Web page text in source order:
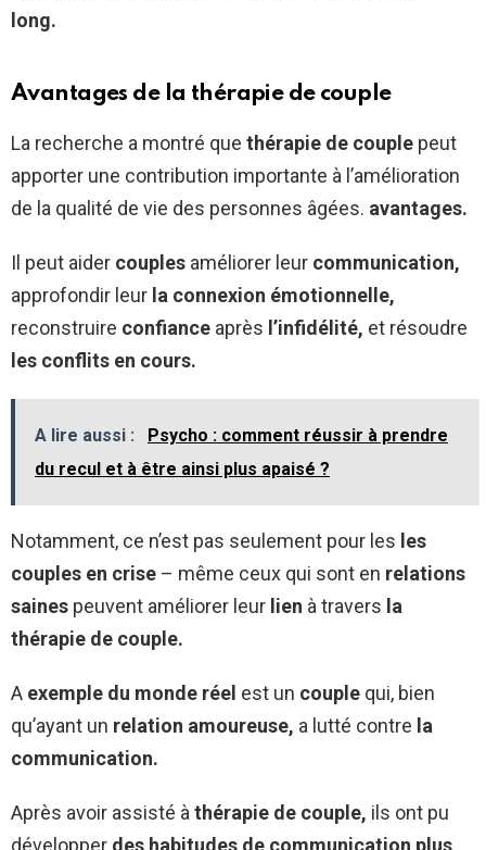
long.
Avantages de la thérapie de couple
La recherche a montré que thérapie de couple peut
apporter une contribution importante à l’amélioration
de la qualité de vie des personnes âgées. avantages.
Il peut aider couples améliorer leur communication,
approfondir leur la connexion émotionnelle,
reconstruire confiance après l’infidélité, et résoudre
les conflits en cours.
A lire aussi :
Psycho : comment réussir à prendre
du recul et à être ainsi plus apaisé ?
Notamment, ce n’est pas seulement pour les les
couples en crise – même ceux qui sont en relations
saines peuvent améliorer leur lien à travers la
thérapie de couple.
A exemple du monde réel est un couple qui, bien
qu’ayant un relation amoureuse, a lutté contre la
communication.
Après avoir assisté à thérapie de couple, ils ont pu
développer des habitudes de communication plus